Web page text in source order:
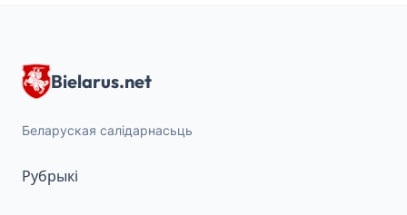
Bielarus.net
Беларуская салідарнасьць
Рубрыкі